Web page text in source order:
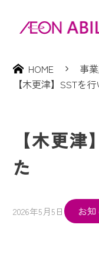
HOME
事
【木更津】SSTを
【木更
た
2026年5月5日 お